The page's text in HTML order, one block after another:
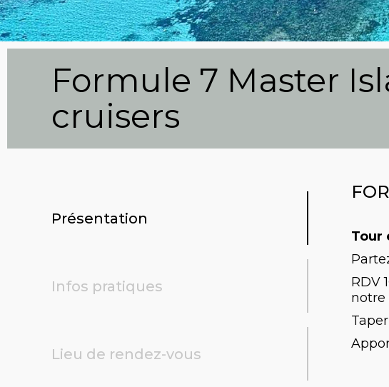
Formule 7 Master
cruisers
Présentation
Infos pratiques
Lieu de rendez-vous
Tour
RDV
notre